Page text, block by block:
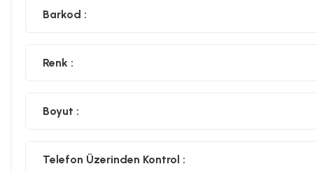
Barkod :
Renk :
Boyut :
Telefon Üzerinden Kontrol :